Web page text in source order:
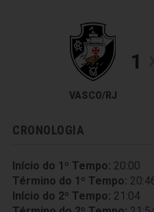
VASCO/RJ
1
CRONOLOGIA
Início do 1º Tempo: 20:00
Término do 1º Tempo:
Início do 2º Tempo: 21:04